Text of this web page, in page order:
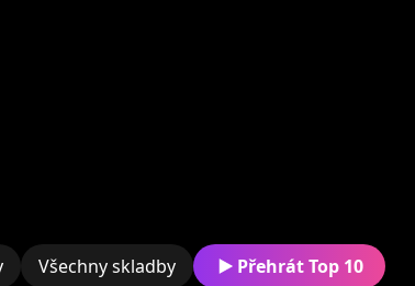
Všechny skladby Přehrát Top 10